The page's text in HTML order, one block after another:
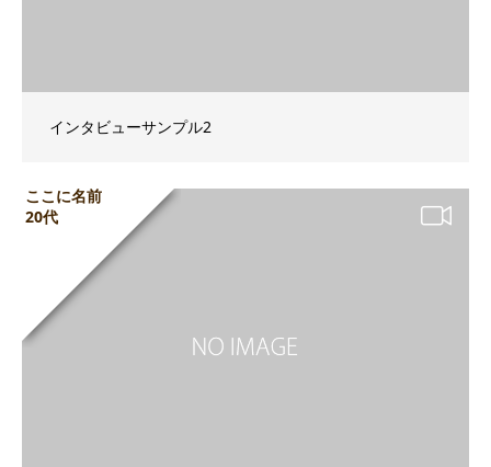
インタビューサンプル2
ここに名前
20代